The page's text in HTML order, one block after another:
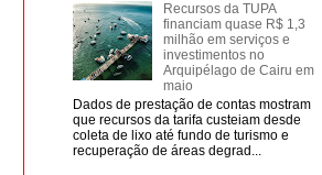
Recursos da TUPA
financiam quase R$ 1,3
milhão em serviços e
investimentos no
Arquipélago de Cairu em
maio
Dados de prestação de contas mostram
que recursos da tarifa custeiam desde
coleta de lixo até fundo de turismo e
recuperação de áreas degrad...